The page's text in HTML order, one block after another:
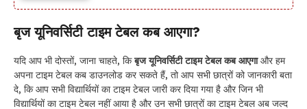
बृज यूनिवर्सिटी टाइम टेबल कब आएगा?
यदि आप भी दोस्तों, जाना चाहते, किबृज यूनिवर्सिटी टाइम टेबल कब आएगाऔर हम
अपना टाइम टेबल कब डाउनलोड कर सकते हैं, तो आप सभी छात्रों को जानकारी बता
दे, कि आप सभी विद्यार्थियों का टाइम टेबल जारी कर दिया गया है और जिन भी
विद्यार्थियों का टाइम टेबल नहीं आया है और उन सभी छात्रों का टाइम टेबल अब जल्द